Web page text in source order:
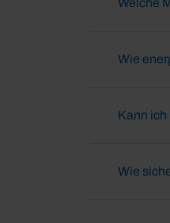
Welche
Wie
Kann
Wie